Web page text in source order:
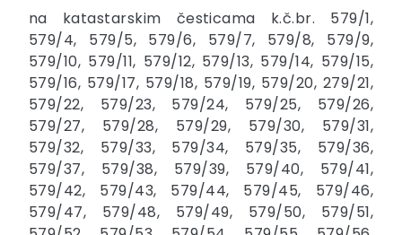
na katastarskim česticama k.č.br. 579/1,
579/4, 579/5, 579/6, 579/7, 579/8, 579/9,
579/10, 579/11, 579/12, 579/13, 579/14, 579/15,
579/16, 579/17, 579/18, 579/19, 579/20, 279/21,
579/22, 579/23, 579/24, 579/25, 579/26,
579/27, 579/28, 579/29, 579/30, 579/31,
579/32, 579/33, 579/34, 579/35, 579/36,
579/37, 579/38, 579/39, 579/40, 579/41,
579/42, 579/43, 579/44, 579/45, 579/46,
579/47, 579/48, 579/49, 579/50, 579/51,